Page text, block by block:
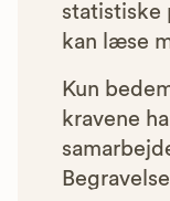
statistiske
kan læse
Kun
kravene